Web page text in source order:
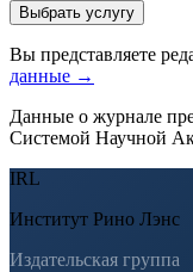
Выбрать услугу
Вы представляете
данные →
Данные о журнале
Системой Научной
IRL
Институт Рино Лэнс
Издательская группа